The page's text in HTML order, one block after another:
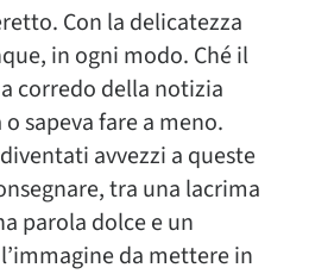
Con la delicatezza
in ogni modo. Ché il
corredo della notizia
sapeva fare a meno.
avvezzi a queste
tra una lacrima
parola dolce e un
da mettere in